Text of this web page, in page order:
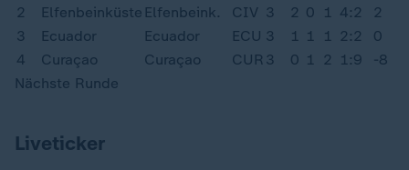
2
Elfenbeinküste Elfenbeink. CIV 3 2 0 1 4:2 2
3
Ecuador Ecuador ECU 3 1 1 1 2:2 0
4
Curaçao Curaçao CUR 3 0 1 2 1:9 -8
Nächste Runde
Liveticker